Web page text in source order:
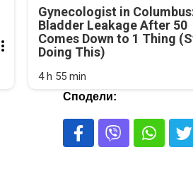
Gynecologist in
Bladder Leakage After 50
Comes Down to 1 Thing
Doing This)
4 h 55 min
Сподели: